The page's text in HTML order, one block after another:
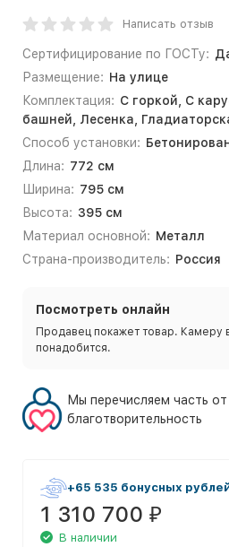
Написать отзыв
Сертифицирование по ГОСТу:
Размещение: На улице
Комплектация: С горкой, С
башней, Лесенка,
Способ установки:
Длина: 772 см
Ширина: 795 см
Высота: 395 см
Материал основной: Металл
Страна-производитель: Россия
Посмотреть онлайн
Продавец покажет товар. Камеру
понадобится.
Мы перечисляем часть от
благотворительность
+65 535 бонусных
1 310 700 ₽
В наличии